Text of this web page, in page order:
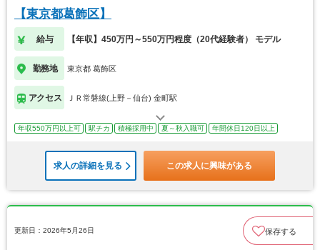
【東京都葛飾区】
給与 【年収】450万円～550万円程度（20代経験者） モデル
勤務地 東京都 葛飾区
アクセス ＪＲ常磐線(上野－仙台) 金町駅
年収550万円以上可 駅チカ 積極採用中 夏～秋入職可 年間休日120日以上
求人の詳細を見る この求人に興味がある
更新日：2026年5月26日 保存する